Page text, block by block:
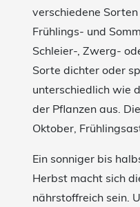
verschiedene
Frühlings- und
Schleier-, Zwerg-
Sorte dichter oder
unterschiedlich wie
der Pflanzen aus.
Oktober,
Ein sonniger bis
Herbst macht sich
nährstoffreich sein.